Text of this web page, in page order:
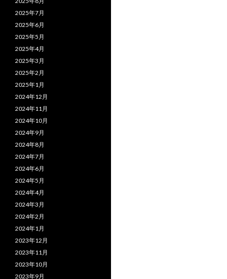
2025年7月
2025年6月
2025年5月
2025年4月
2025年3月
2025年2月
2025年1月
2024年12月
2024年11月
2024年10月
2024年9月
2024年8月
2024年7月
2024年6月
2024年5月
2024年4月
2024年3月
2024年2月
2024年1月
2023年12月
2023年11月
2023年10月
2023年9月